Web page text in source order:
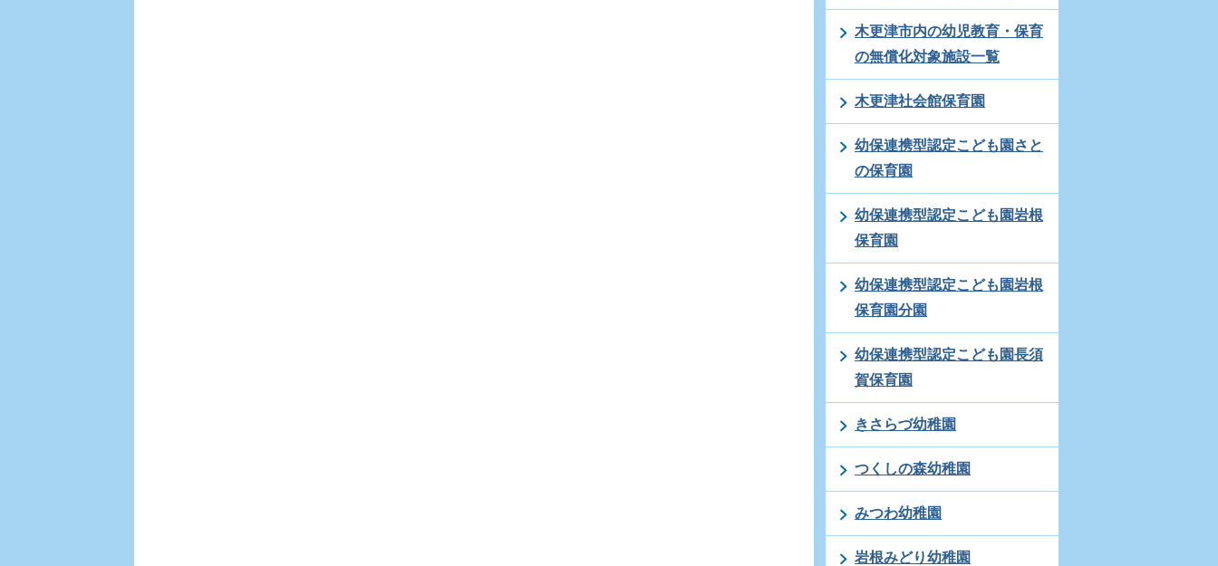
木更津市内の幼児教育・保育
の無償化対象施設一覧
木更津社会館保育園
幼保連携型認定こども園さと
の保育園
幼保連携型認定こども園岩根
保育園
幼保連携型認定こども園岩根
保育園分園
幼保連携型認定こども園長須
賀保育園
きさらづ幼稚園
つくしの森幼稚園
みつわ幼稚園
岩根みどり幼稚園